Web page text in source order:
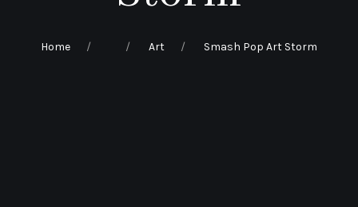
Home Art Smash Pop Art Storm